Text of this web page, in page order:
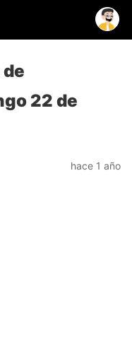
22 de
hace 1 año